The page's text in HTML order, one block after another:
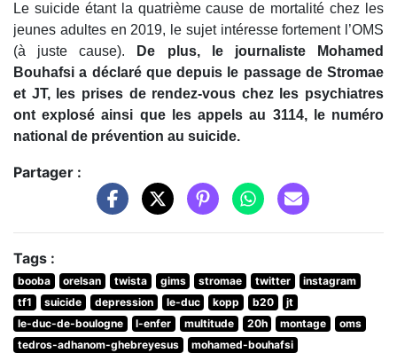
Le suicide étant la quatrième cause de mortalité chez les
jeunes adultes en 2019, le sujet intéresse fortement l’OMS
(à juste cause).
De plus, le journaliste Mohamed
Bouhafsi a déclaré que depuis le passage de Stromae
et JT, les prises de rendez-vous chez les psychiatres
ont explosé ainsi que les appels au 3114, le numéro
national de prévention au suicide.
Partager :
Tags :
booba orelsan twista gims stromae twitter
instagram
tf1
suicide depression le-duc kopp b20
jt
le-duc-de-boulogne
l-enfer multitude 20h montage
oms
tedros-adhanom-ghebreyesus
mohamed-bouhafsi